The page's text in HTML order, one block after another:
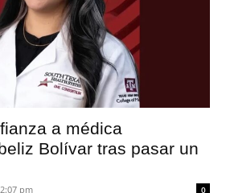
a médica
Bolívar tras pasar un
pm 0